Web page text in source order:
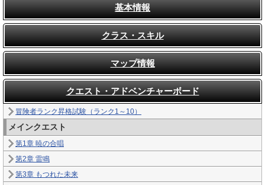
基本情報
クラス・スキル
マップ情報
クエスト・アドベンチャーボード
冒険者ランク昇格試験（ランク1～10）
メインクエスト
第1章 暁の合唱
第2章 雷鳴
第3章 もつれた未来